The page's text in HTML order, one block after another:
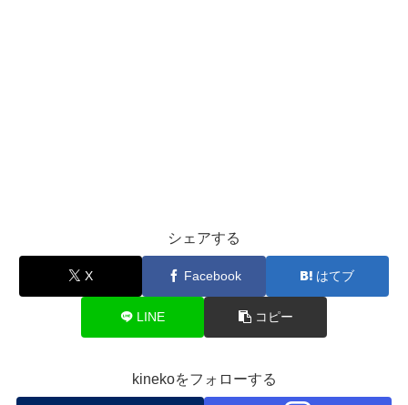
シェアする
X Facebook はてブ
LINE コピー
kinekoをフォローする